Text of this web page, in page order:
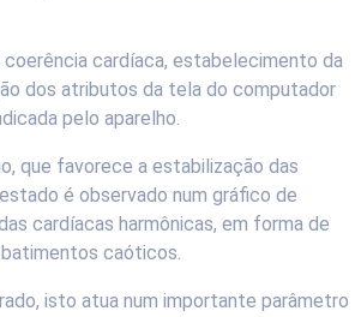
cardíaca, estabelecimento da
dos atributos da tela do computador
pelo aparelho.
que favorece a estabilização das
é observado num gráfico de
cardíacas harmônicas, em forma de
batimentos caóticos.
isto atua num importante parâmetro